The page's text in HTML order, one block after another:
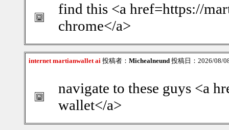
find this <a href=https://
chrome</a>
internet martianwallet ai 投稿者： Michealneund 投稿日：2026/08/
navigate to these guys <a
wallet</a>